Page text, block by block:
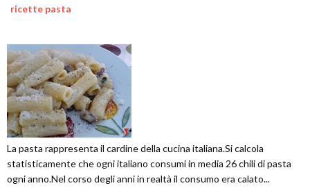
ricette pasta
La pasta rappresenta il cardine della cucina italiana.Si calcola
statisticamente che ogni italiano consumi in media 26 chili di pasta
ogni anno.Nel corso degli anni in realtà il consumo era calato...